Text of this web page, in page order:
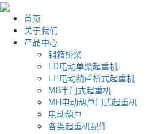
首页
关于我们
产品中心
钢箱桥梁
LD电动单梁起重机
LH电动葫芦桥式起重机
MB半门式起重机
MH电动葫芦门式起重机
电动葫芦
各类起重机配件